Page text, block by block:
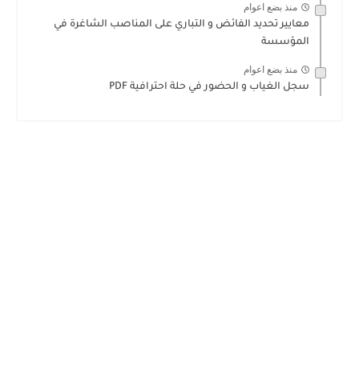
منذ بضع اعوام
معايير تحديد الفائض و التباري على المناصب الشاغرة في
المؤسسة
منذ بضع اعوام
سجل الغياب و الحضور في حلة احترافية PDF